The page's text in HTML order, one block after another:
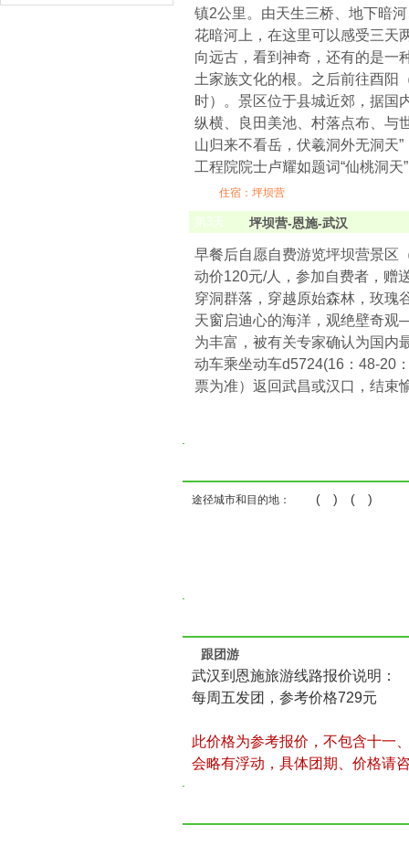
镇2公里。由天生三桥、地下暗
花暗河上，在这里可以感受三天
向远古，看到神奇，还有的是一
土家族文化的根。之后前往酉阳
时）。景区位于县城近郊，据国
纵横、良田美池、村落点布、与
山归来不看岳，伏羲洞外无洞天”
工程院院士卢耀如题词“仙桃洞
住宿：坪坝营
第3天 坪坝营-恩施-武汉
早餐后自愿自费游览坪坝营景区
动价120元/人，参加自费者，赠
穿洞群落，穿越原始森林，玫瑰
天窗启迪心的海洋，观绝壁奇观
为丰富，被有关专家确认为国内
动车乘坐动车d5724(16：48-20
票为准）返回武昌或汉口，结束
途径城市和目的地： ( ) ( )
跟团游
武汉到恩施旅游线路报价说明：
每周五发团，参考价格729元
此价格为参考报价，不包含十一
会略有浮动，具体团期、价格请